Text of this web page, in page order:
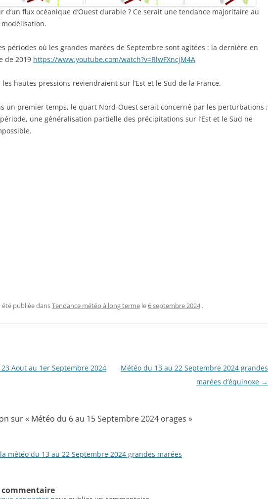
d’un flux océanique d’Ouest durable ? Ce serait une tendance majoritaire au
périodes où les grandes marées de Septembre sont agitées : la dernière en
de 2019 https://www.youtube.com/watch?v=RlwFXncjM4A
hautes pressions reviendraient sur l’Est et le Sud de la France.
un premier temps, le quart Nord-Ouest serait concerné par les perturbations ;
une généralisation partielle des précipitations sur l’Est et le Sud ne
publiée dansTendance météo à long terme le6 septembre 2024 .
Aout au 1er Septembre 2024
Météo du 13 au 22 Septembre 2024 grandes
marées d’équinoxe →
sur « Météo du 6 au 15 Septembre 2024 orages »
météo du 13 au 22 Septembre 2024 grandes marées
commentaire